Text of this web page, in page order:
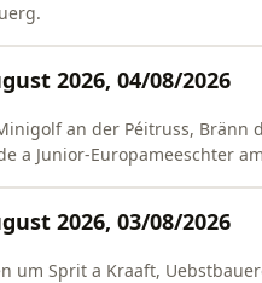
2026, 04/08/2026
an der Péitruss, Bränn
a Junior-Europameeschter
2026, 03/08/2026
um Sprit a Kraaft,